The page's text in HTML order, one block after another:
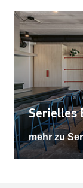
Serielles
mehr zu